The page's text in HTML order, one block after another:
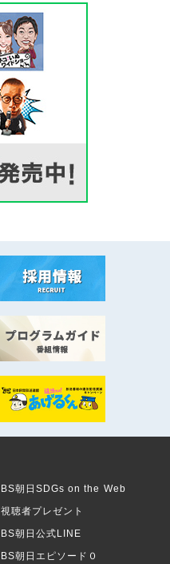
BS朝日SDGs on the Web
視聴者プレゼント
BS朝日公式LINE
BS朝日エピソード０